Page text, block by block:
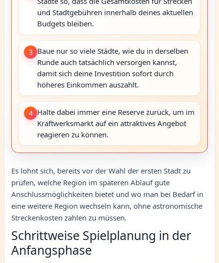
und Stadtgebühren innerhalb deines aktuellen
Budgets bleiben.
3 Baue nur so viele Städte, wie du in derselben
Runde auch tatsächlich versorgen kannst,
damit sich deine Investition sofort durch
höheres Einkommen auszahlt.
4 Halte dabei immer eine Reserve zurück, um im
Kraftwerksmarkt auf ein attraktives Angebot
reagieren zu können.
Es lohnt sich, bereits vor der Wahl der ersten Stadt zu
prüfen, welche Region im späteren Ablauf gute
Anschlussmöglichkeiten bietet und wo man bei Bedarf in
eine weitere Region wechseln kann, ohne astronomische
Streckenkosten zahlen zu müssen.
Schrittweise Spielplanung in der
Anfangsphase